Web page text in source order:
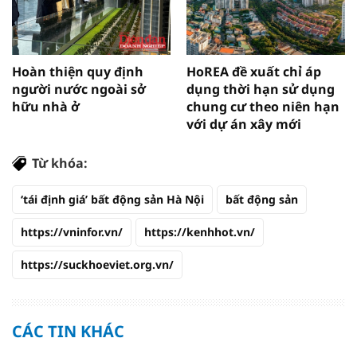
Hoàn thiện quy định
người nước ngoài sở
hữu nhà ở
HoREA đề xuất chỉ áp
dụng thời hạn sử dụng
chung cư theo niên hạn
với dự án xây mới
Từ khóa:
‘tái định giá’ bất động sản Hà Nội bất động sản
https://vninfor.vn/ https://kenhhot.vn/
https://suckhoeviet.org.vn/
CÁC TIN KHÁC